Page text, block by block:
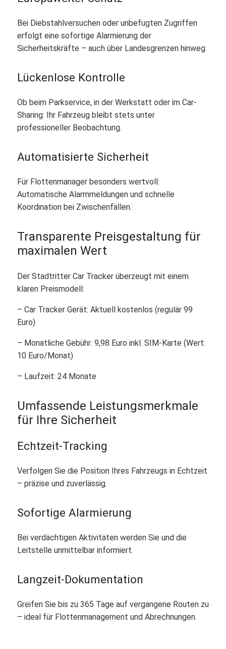
Bei Diebstahlversuchen oder unbefugten Zugriffen
erfolgt eine sofortige Alarmierung der
Sicherheitskräfte – auch über Landesgrenzen hinweg.
Lückenlose Kontrolle
Ob beim Parkservice, in der Werkstatt oder im Car-
Sharing: Ihr Fahrzeug bleibt stets unter
professioneller Beobachtung.
Automatisierte Sicherheit
Für Flottenmanager besonders wertvoll:
Automatische Alarmmeldungen und schnelle
Koordination bei Zwischenfällen.
Transparente Preisgestaltung für
maximalen Wert
Der Stadtritter Car Tracker überzeugt mit einem
klaren Preismodell:
– Car Tracker Gerät: Aktuell kostenlos (regulär 99
Euro)
– Monatliche Gebühr: 9,98 Euro inkl. SIM-Karte (Wert:
10 Euro/Monat)
– Laufzeit: 24 Monate
Umfassende Leistungsmerkmale
für Ihre Sicherheit
Echtzeit-Tracking
Verfolgen Sie die Position Ihres Fahrzeugs in Echtzeit
– präzise und zuverlässig.
Sofortige Alarmierung
Bei verdächtigen Aktivitäten werden Sie und die
Leitstelle unmittelbar informiert.
Langzeit-Dokumentation
Greifen Sie bis zu 365 Tage auf vergangene Routen zu
– ideal für Flottenmanagement und Abrechnungen.